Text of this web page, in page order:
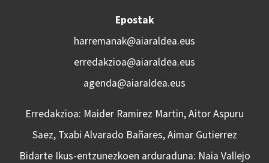
Epostak
harremanak@aiaraldea.eus
erredakzioa@aiaraldea.eus
agenda@aiaraldea.eus
Erredakzioa: Maider Ramirez Martin, Aitor Aspuru
Saez, Txabi Alvarado Bañares, Aimar Gutierrez
Bidarte Ikus-entzunezkoen arduraduna: Naia Vallejo